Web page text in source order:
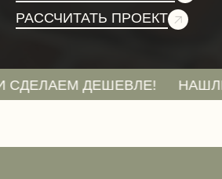
РАССЧИТАТЬ ПРОЕКТ
НАШЛИ СМЕТУ